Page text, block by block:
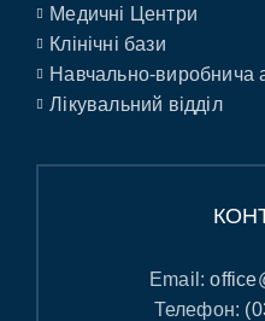
Медичні Центри
Клінічні бази
Навчально-виробнича
Лікувальний відділ
Email:
Телефон: